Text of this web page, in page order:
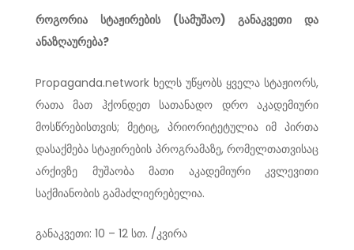
როგორია სტაჟირების (სამუშაო) განაკვეთი და
ანაზღაურება?
Propaganda.network ხელს უწყობს ყველა სტაჟიორს,
რათა მათ ჰქონდეთ სათანადო დრო აკადემიური
მოსწრებისთვის; მეტიც, პრიორიტეტულია იმ პირთა
დასაქმება სტაჟირების პროგრამაზე, რომელთათვისაც
არქივზე მუშაობა მათი აკადემიური კვლევითი
საქმიანობის გამაძლიერებელია.
განაკვეთი: 10 – 12 სთ. /კვირა